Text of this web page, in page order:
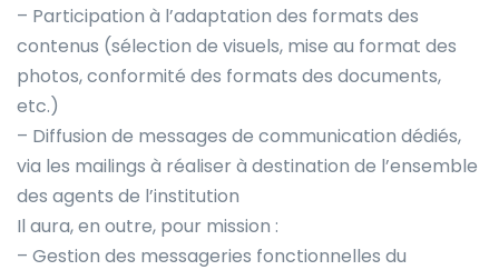
– Participation à l’adaptation des formats des
contenus (sélection de visuels, mise au format des
photos, conformité des formats des documents,
etc.)
– Diffusion de messages de communication dédiés,
via les mailings à réaliser à destination de l’ensemble
des agents de l’institution
Il aura, en outre, pour mission :
– Gestion des messageries fonctionnelles du